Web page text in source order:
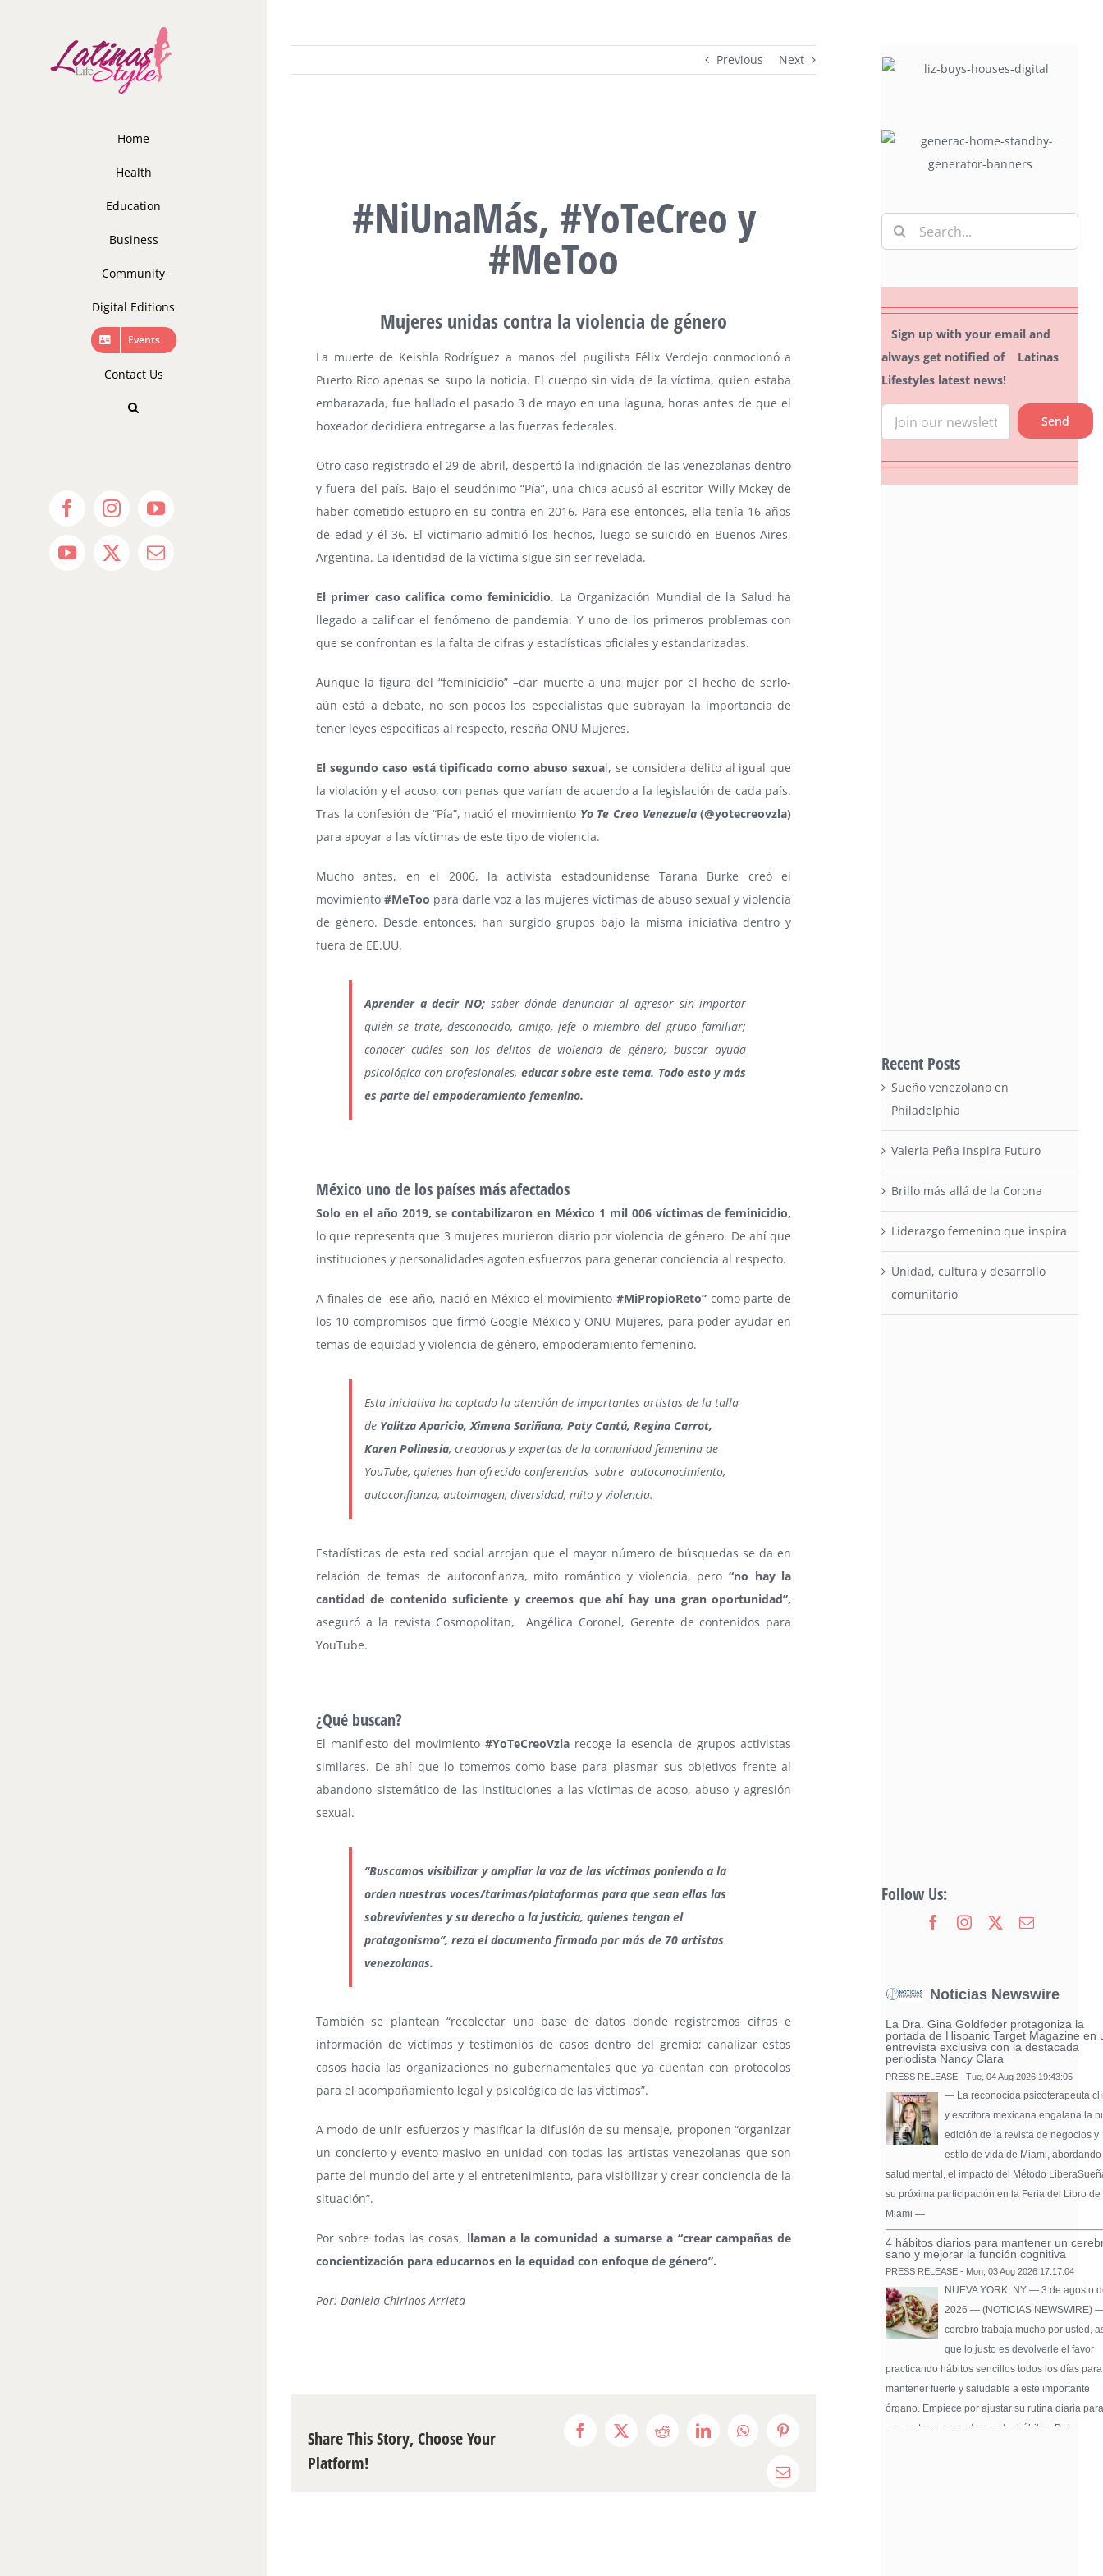
Home
Health
Education
Business
Community
Digital Editions
Events
Contact Us
FacebookInstagramYouTube
YouTube
X Email
Previous Next
#NiUnaMás, #YoTeCreo y
#MeToo
Mujeres unidas contra la violencia de género
La muerte de Keishla Rodríguez a manos del pugilista Félix Verdejo conmocionó a
Puerto Rico apenas se supo la noticia. El cuerpo sin vida de la víctima, quien estaba
embarazada, fue hallado el pasado 3 de mayo en una laguna, horas antes de que el
boxeador decidiera entregarse a las fuerzas federales.
Otro caso registrado el 29 de abril, despertó la indignación de las venezolanas dentro
y fuera del país. Bajo el seudónimo “Pía”, una chica acusó al escritor Willy Mckey de
haber cometido estupro en su contra en 2016. Para ese entonces, ella tenía 16 años
de edad y él 36. El victimario admitió los hechos, luego se suicidó en Buenos Aires,
Argentina. La identidad de la víctima sigue sin ser revelada.
El primer caso califica como feminicidio. La Organización Mundial de la Salud ha
llegado a calificar el fenómeno de pandemia. Y uno de los primeros problemas con
que se confrontan es la falta de cifras y estadísticas oficiales y estandarizadas.
Aunque la figura del “feminicidio” –dar muerte a una mujer por el hecho de serlo-
aún está a debate, no son pocos los especialistas que subrayan la importancia de
tener leyes específicas al respecto, reseña ONU Mujeres.
El segundo caso está tipificado como abuso sexual, se considera delito al igual que
la violación y el acoso, con penas que varían de acuerdo a la legislación de cada país.
Tras la confesión de “Pía”, nació el movimiento Yo Te Creo Venezuela (@yotecreovzla)
para apoyar a las víctimas de este tipo de violencia.
Mucho antes, en el 2006, la activista estadounidense Tarana Burke creó el
movimiento#MeToo para darle voz a las mujeres víctimas de abuso sexual y violencia
de género. Desde entonces, han surgido grupos bajo la misma iniciativa dentro y
fuera de EE.UU.
Aprender a decir NO;saber dónde denunciar al agresor sin importar
quién se trate, desconocido, amigo, jefe o miembro del grupo familiar;
conocer cuáles son los delitos de violencia de género; buscar ayuda
psicológica con profesionales, educar sobre este tema. Todo esto y más
es parte del empoderamiento femenino.
México uno de los países más afectados
Solo en el año 2019, se contabilizaron en México 1 mil 006 víctimas de feminicidio,
lo que representa que 3 mujeres murieron diario por violencia de género. De ahí que
instituciones y personalidades agoten esfuerzos para generar conciencia al respecto.
A finales de ese año, nació en México el movimiento #MiPropioReto”como parte de
los 10 compromisos que firmó Google México y ONU Mujeres, para poder ayudar en
temas de equidad y violencia de género, empoderamiento femenino.
Esta iniciativa ha captado la atención de importantes artistas de la talla
de Yalitza Aparicio, Ximena Sariñana, Paty Cantú, Regina Carrot,
Karen Polinesia, creadoras y expertas de la comunidad femenina de
YouTube, quienes han ofrecido conferencias sobre autoconocimiento,
autoconfianza, autoimagen, diversidad, mito y violencia.
Estadísticas de esta red social arrojan que el mayor número de búsquedas se da en
relación de temas de autoconfianza, mito romántico y violencia, pero “no hay la
cantidad de contenido suficiente y creemos que ahí hay una gran oportunidad”,
aseguró a la revista Cosmopolitan, Angélica Coronel, Gerente de contenidos para
YouTube.
¿Qué buscan?
El manifiesto del movimiento #YoTeCreoVzla recoge la esencia de grupos activistas
similares. De ahí que lo tomemos como base para plasmar sus objetivos frente al
abandono sistemático de las instituciones a las víctimas de acoso, abuso y agresión
sexual.
“Buscamos visibilizar y ampliar la voz de las víctimas poniendo a la
orden nuestras voces/tarimas/plataformas para que sean ellas las
sobrevivientes y su derecho a la justicia, quienes tengan el
protagonismo”, reza el documento firmado por más de 70 artistas
venezolanas.
También se plantean “recolectar una base de datos donde registremos cifras e
información de víctimas y testimonios de casos dentro del gremio; canalizar estos
casos hacia las organizaciones no gubernamentales que ya cuentan con protocolos
para el acompañamiento legal y psicológico de las víctimas”.
A modo de unir esfuerzos y masificar la difusión de su mensaje, proponen “organizar
un concierto y evento masivo en unidad con todas las artistas venezolanas que son
parte del mundo del arte y el entretenimiento, para visibilizar y crear conciencia de la
situación”.
Por sobre todas las cosas, llaman a la comunidad a sumarse a “crear campañas de
concientización para educarnos en la equidad con enfoque de género”.
Por: Daniela Chirinos Arrieta
Share This Story, Choose Your
Platform!
Facebook
X Reddit LinkedInWhatsAppPinterest
Email
Search
for:
Sign up with your email and
always get notified of Latinas
Lifestyles latest news!
Recent Posts
Sueño venezolano en
Philadelphia
Valeria Peña Inspira Futuro
Brillo más allá de la Corona
Liderazgo femenino que inspira
Unidad, cultura y desarrollo
comunitario
Follow Us:
Noticias Newswire
La Dra. Gina Goldfeder protagoniza la
portada de Hispanic Target Magazine en
entrevista exclusiva con la destacada
periodista Nancy Clara
PRESS RELEASE - Tue, 04 Aug 2026 19:43:05
— La reconocida psicoterapeuta
y escritora mexicana engalana la
edición de la revista de negocios y
estilo de vida de Miami,
salud mental, el impacto del Método
su próxima participación en la Feria del Libro de
Miami —
4 hábitos diarios para mantener un
sano y mejorar la función cognitiva
PRESS RELEASE - Mon, 03 Aug 2026 17:17:04
NUEVA YORK, NY — 3 de agosto
2026 — (NOTICIAS NEWSWIRE)
cerebro trabaja mucho por usted,
que lo justo es devolverle el favor
practicando hábitos sencillos todos los días para
mantener fuerte y saludable a este importante
órgano. Empiece por ajustar su rutina diaria
concentrarse en estos cuatro hábitos. Dele …